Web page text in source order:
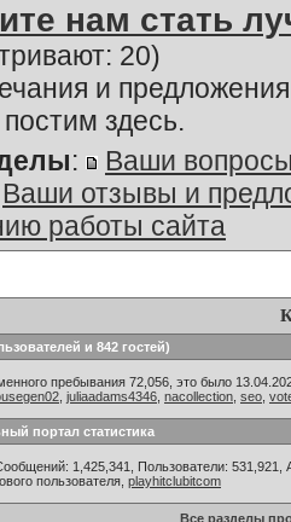
нам стать
20)
и
здесь.
:
Ваши
Ваши отзывы и
работы сайта
и 842 гостей)
пребывания 72,056, это было
juliaadams4346 nacollection seo
портал статистика
1,425,341, Пользователи: 531,921,
пользователя, playhitclubitcom
Все разделы